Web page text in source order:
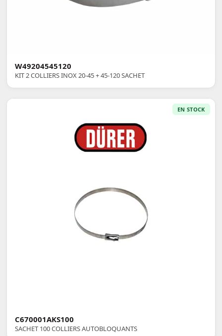
W49204545120
KIT 2 COLLIERS INOX 20-45 + 45-120 SACHET
EN STOCK
C670001AKS100
SACHET 100 COLLIERS AUTOBLOQUANTS